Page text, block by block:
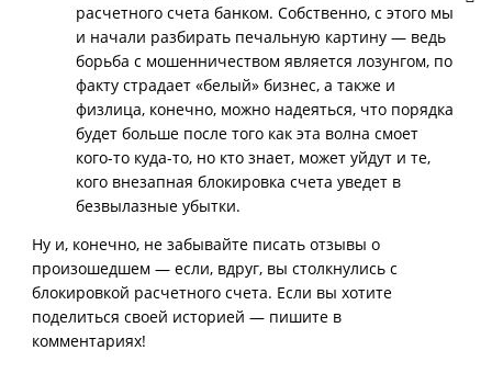
расчетного счета банком. Собственно, с этого мы
и начали разбирать печальную картину — ведь
борьба с мошенничеством является лозунгом, по
факту страдает «белый» бизнес, а также и
физлица, конечно, можно надеяться, что порядка
будет больше после того как эта волна смоет
кого-то куда-то, но кто знает, может уйдут и те,
кого внезапная блокировка счета уведет в
безвылазные убытки.
Ну и, конечно, не забывайте писать отзывы о
произошедшем — если, вдруг, вы столкнулись с
блокировкой расчетного счета. Если вы хотите
поделиться своей историей — пишите в
комментариях!